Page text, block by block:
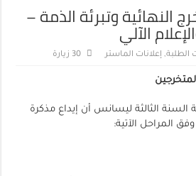
النهائية وتبرئة الذمة –
الآلي
الطلبة, إعلانات الماستر 30 زيارة
ماستر 2 وطلبة السنة الثالثة ليسانس أن إيداع مذكرة
المراحل الآتية: